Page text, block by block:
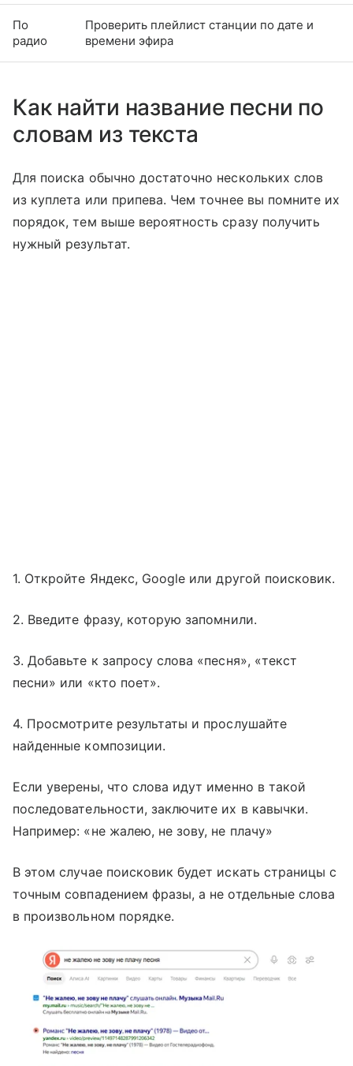
По
радио
Проверить плейлист станции по дате и
времени эфира
Как найти название песни по
словам из текста
Для поиска обычно достаточно нескольких слов
из куплета или припева. Чем точнее вы помните их
порядок, тем выше вероятность сразу получить
нужный результат.
1. Откройте Яндекс, Google или другой поисковик.
2. Введите фразу, которую запомнили.
3. Добавьте к запросу слова «песня», «текст
песни» или «кто поет».
4. Просмотрите результаты и прослушайте
найденные композиции.
Если уверены, что слова идут именно в такой
последовательности, заключите их в кавычки.
Например: «не жалею, не зову, не плачу»
В этом случае поисковик будет искать страницы с
точным совпадением фразы, а не отдельные слова
в произвольном порядке.